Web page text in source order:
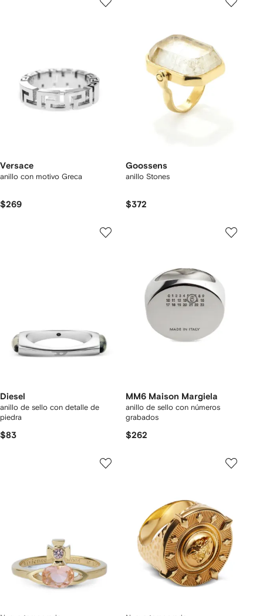
Versace
anillo con motivo Greca
$269
Goossens
anillo Stones
$372
Diesel
anillo de sello con detalle de
piedra
$83
MM6 Maison Margiela
anillo de sello con números
grabados
$262